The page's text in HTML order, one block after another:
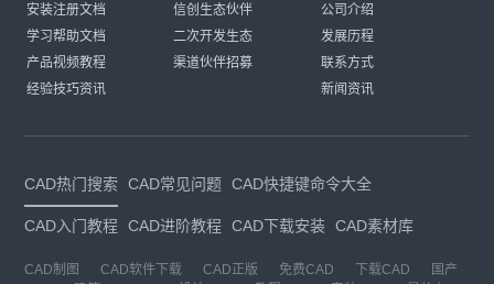
安装注册文档
学习帮助文档
产品视频教程
经验技巧资讯
信创生态伙伴
二次开发生态
渠道伙伴招募
公司介绍
发展历程
联系方式
新闻资讯
CAD热门搜索 CAD常见问题 CAD快捷键命令大全
CAD入门教程 CAD进阶教程 CAD下载安装 CAD素材库
CAD制图 CAD软件下载 CAD正版 免费CAD 下载CAD
国产